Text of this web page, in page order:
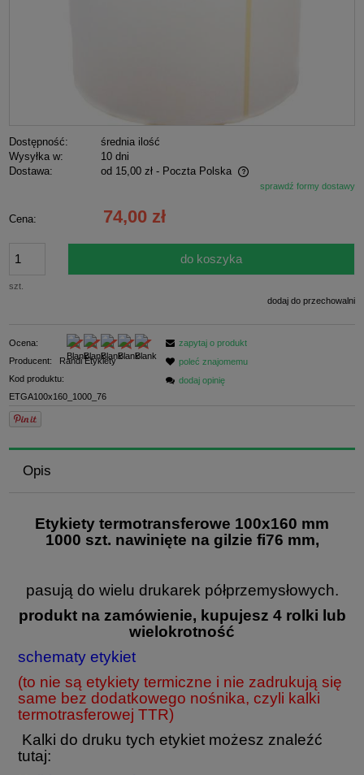
Dostępność:
średnia ilość
Wysyłka w:
10 dni
Dostawa:
od 15,00 zł - Poczta Polska
Cena nie zawiera ewentualnych kosztów płatnościsprawdź formy dostawy
Cena: 74,00 zł
szt.
do koszyka
dodaj do przechowalni
Ocena:
Producent:
Randi Etykiety
Kod produktu:
ETGA100x160_1000_76
zapytaj o produkt
poleć znajomemu
dodaj opinię
Opis
Etykiety termotransferowe 100x160 mm
1000 szt. nawinięte na gilzie fi76 mm,
pasują do wielu drukarek półprzemysłowych.
produkt na zamówienie, kupujesz 4 rolki lub
wielokrotność
schematy etykiet
(to nie są etykiety termiczne i nie zadrukują się
same bez dodatkowego nośnika, czyli kalki
termotrasferowej TTR)
Kalki do druku tych etykiet możesz znaleźć
tutaj: